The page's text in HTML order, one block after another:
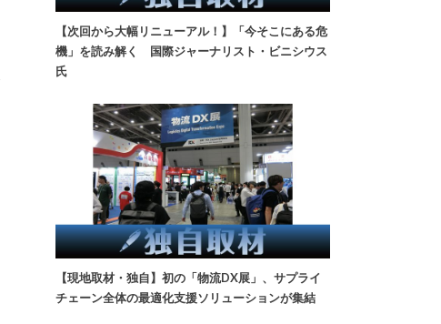
【次回から大幅リニューアル！】「今そこにある危
機」を読み解く 国際ジャーナリスト・ビニシウス
氏
【現地取材・独自】初の「物流DX展」、サプライ
チェーン全体の最適化支援ソリューションが集結